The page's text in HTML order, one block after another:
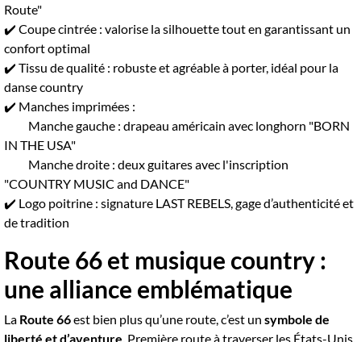
Route"
✔️ Coupe cintrée : valorise la silhouette tout en garantissant un
confort optimal
✔️ Tissu de qualité : robuste et agréable à porter, idéal pour la
danse country
✔️ Manches imprimées :
Manche gauche : drapeau américain avec longhorn "BORN
IN THE USA"
Manche droite : deux guitares avec l'inscription
"COUNTRY MUSIC and DANCE"
✔️ Logo poitrine : signature LAST REBELS, gage d’authenticité et
de tradition
Route 66 et musique country :
une alliance emblématique
La Route 66est bien plus qu’une route, c’est un symbole de
liberté et d’aventure. Première route à traverser les États-Unis,